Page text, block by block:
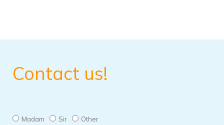
Contact us!
Madam Sir Other